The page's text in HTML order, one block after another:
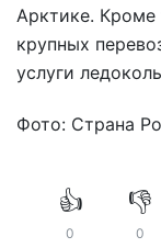
Арктике. Кроме
крупных
услуги
Фото: Страна
👍
0
👎
0